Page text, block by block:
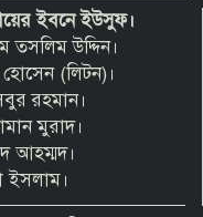
ইবনে ইউসুফ।
তসলিম উদ্দিন।
(লিটন)।
রহমান।
মুরাদ।
আহম্মদ।
ইসলাম।